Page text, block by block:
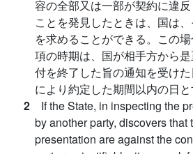
容の全部又は一部が契約に違
ことを発見したときは、国は
を求めることができる。この
項の時期は、国が相手方から
付を終了した旨の通知を受け
により約定した期間以内の日と
2 If the State, in inspecting the
by another party, discovers that
presentation are against the